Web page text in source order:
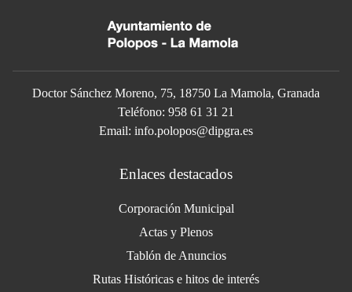
Doctor Sánchez Moreno, 75, 18750 La Mamola, Granada
Teléfono: 958 61 31 21
Email: info.polopos@dipgra.es
Enlaces destacados
Corporación Municipal
Actas y Plenos
Tablón de Anuncios
Rutas Históricas e hitos de interés